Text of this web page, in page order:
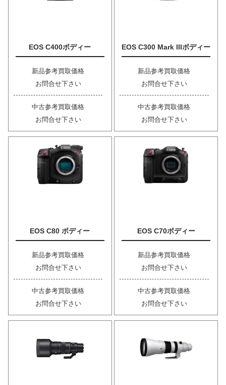
EOS C400ボディー
新品参考買取価格
お問合せ下さい
中古参考買取価格
お問合せ下さい
EOS C300 Mark IIIボディー
新品参考買取価格
お問合せ下さい
中古参考買取価格
お問合せ下さい
EOS C80 ボディー
新品参考買取価格
お問合せ下さい
中古参考買取価格
お問合せ下さい
EOS C70ボディー
新品参考買取価格
お問合せ下さい
中古参考買取価格
お問合せ下さい